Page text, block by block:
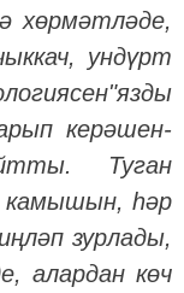
хөрмәтләде,
ундүрт
керәшен-
Туган
камышын, һәр
зурлады,
алардан көч